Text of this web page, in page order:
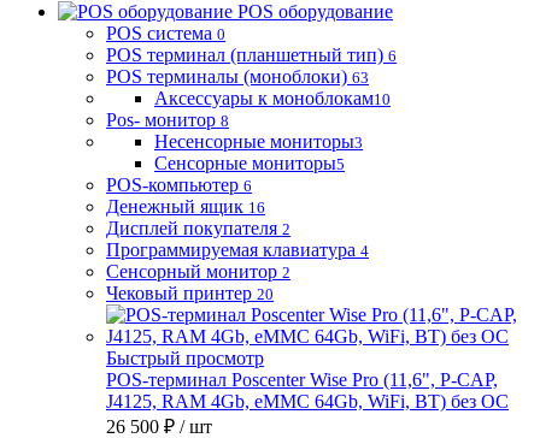
POS оборудование
POS система 0
POS терминал (планшетный тип) 6
POS терминалы (моноблоки) 63
Аксессуары к моноблокам10
Pos- монитор 8
Несенсорные мониторы3
Сенсорные мониторы5
POS-компьютер 6
Денежный ящик 16
Дисплей покупателя 2
Программируемая клавиатура 4
Сенсорный монитор 2
Чековый принтер 20
Быстрый просмотр
POS-терминал Poscenter Wise Pro (11,6", P-CAP,
J4125, RAM 4Gb, eMMC 64Gb, WiFi, BT) без ОС
26 500 ₽ / шт